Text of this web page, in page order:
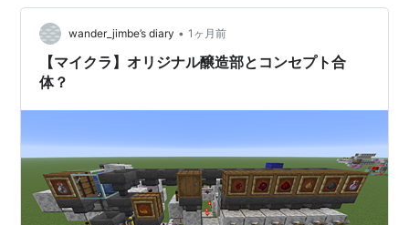
言葉が使われることもあれば、プラットフォーム (全部
あるいは一部) も含めて 「Java」 という言葉が使われ
ることもある。
とがあるものの、当時のデスクトップマシン性能の限界
から 「Java は遅い」 という印象がしばらく付きまとう
ことになってしまった。
wander_jimbe’s diary • 1ヶ月前
【マイクラ】オリジナル醸造部とコンセプト合
体？